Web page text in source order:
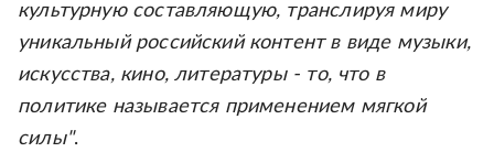
культурную составляющую, транслируя миру
уникальный российский контент в виде музыки,
искусства, кино, литературы - то, что в
политике называется применением мягкой
силы".